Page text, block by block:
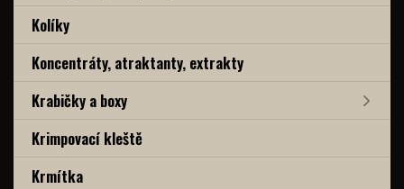
Kolíky
Koncentráty, atraktanty, extrakty
Krabičky a boxy
Krimpovací kleště
Krmítka